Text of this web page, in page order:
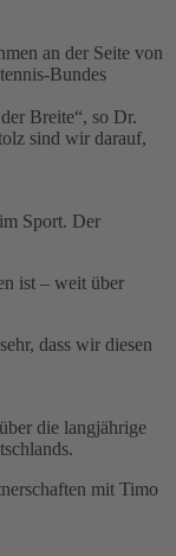
an der Seite von
Bundes
Breite“, so Dr.
sind wir darauf,
Sport. Der
ist – weit über
dass wir diesen
die langjährige
mit Timo